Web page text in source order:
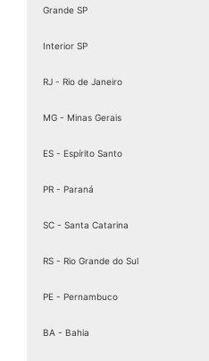
Grande SP
Interior SP
RJ - Rio de Janeiro
MG - Minas Gerais
ES - Espírito Santo
PR - Paraná
SC - Santa Catarina
RS - Rio Grande do Sul
PE - Pernambuco
BA - Bahia